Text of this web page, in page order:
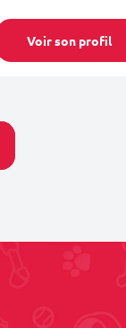
Voir son profil